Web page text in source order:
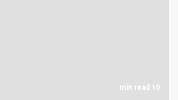
10 min read